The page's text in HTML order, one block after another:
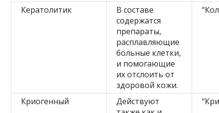
Кератолитик
В составе
содержатся
препараты,
расплавляющие
больные клетки,
и помогающие
их отслоить от
здоровой кожи.
Криогенный
Действуют